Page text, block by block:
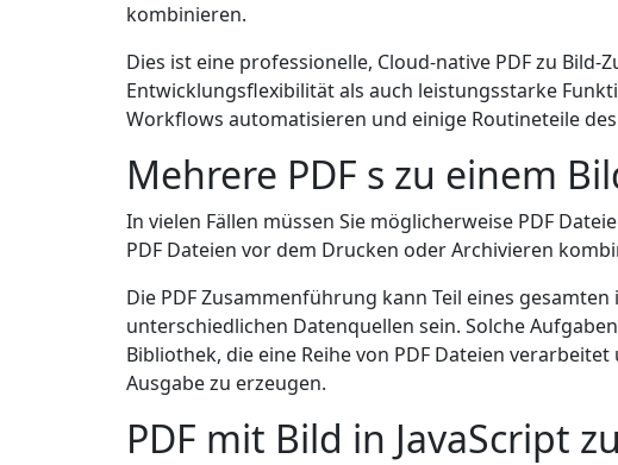
kombinieren.
Dies ist eine professionelle, Cloud-native PDF zu
Entwicklungsflexibilität als auch leistungsstarke
Workflows automatisieren und einige Routineteile
Mehrere PDF s zu einem
In vielen Fällen müssen Sie möglicherweise PDF
PDF Dateien vor dem Drucken oder Archivieren
Die PDF Zusammenführung kann Teil eines
unterschiedlichen Datenquellen sein. Solche
Bibliothek, die eine Reihe von PDF Dateien
Ausgabe zu erzeugen.
PDF mit Bild in JavaScript